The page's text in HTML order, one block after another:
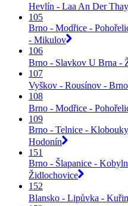
Hevlín - Laa An Der
105
Brno - Modřice -
- Mikulov
106
Brno - Slavkov U Brna -
107
Vyškov - Rousínov - Brno
108
Brno - Modřice -
109
Brno - Telnice -
Hodonín
151
Brno - Šlapanice -
Židlochovice
152
Blansko - Lipůvka -